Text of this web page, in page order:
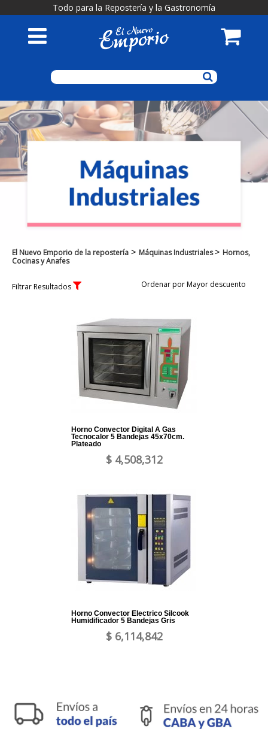
Todo para la Repostería y la Gastronomía
El Nuevo Emporio de la repostería > Máquinas Industriales> Hornos,
Cocinas y Anafes
Filtrar Resultados Ordenar por Mayor descuento
Horno Convector Digital A Gas
Tecnocalor 5 Bandejas 45x70cm.
Plateado
$ 4,508,312
Horno Convector Electrico Silcook
Humidificador 5 Bandejas Gris
$ 6,114,842